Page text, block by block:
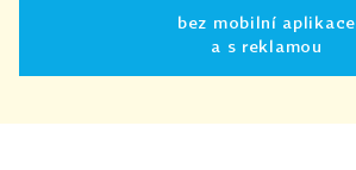
bez mobilní aplikace
a s reklamou